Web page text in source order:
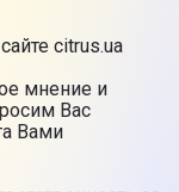
citrus.ua
мнение и
Вас
Вами